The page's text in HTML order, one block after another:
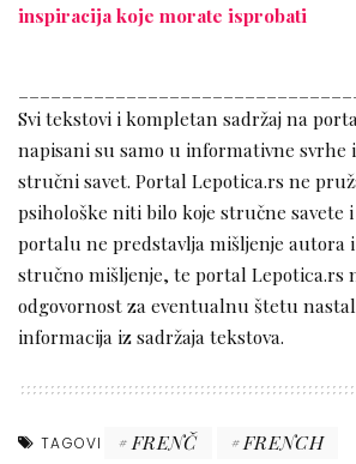
inspiracija koje morate isprobati
Svi tekstovi i kompletan sadržaj na
napisani su samo u informativne svrhe
stručni savet. Portal Lepotica.rs ne
psihološke niti bilo koje stručne savete
portalu ne predstavlja mišljenje autora
stručno mišljenje, te portal Lepotica.rs
odgovornost za eventualnu štetu
informacija iz sadržaja tekstova.
TAGOVI FRENČ
FRENCH